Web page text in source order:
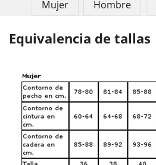
Mujer Hombre
Equivalencia de tallas